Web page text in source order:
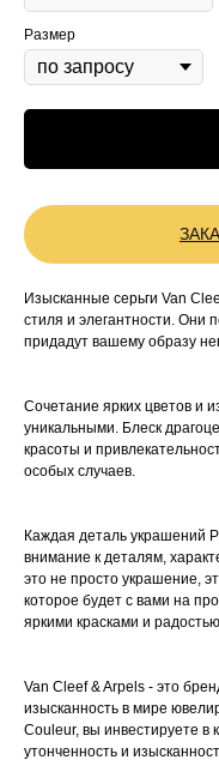
Размер
Изысканные серьги Van
стиля и элегантности. Они
придадут вашему образу
Сочетание ярких цветов и
уникальными. Блеск
красоты и
особых случаев.
Каждая деталь украшений
внимание к деталям,
это не просто украшение,
которое будет с вами на
яркими красками и радостью.
Van Cleef & Arpels - это
изысканность в мире
Couleur, вы инвестируете в
утонченность и